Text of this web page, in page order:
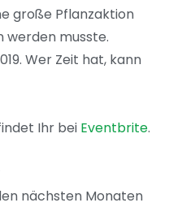
große Pflanzaktion
werden musste.
Wer Zeit hat, kann
Ihr bei Eventbrite.
nächsten Monaten